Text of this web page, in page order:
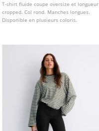
T-shirt fluide coupe oversize et longueur
cropped. Col rond. Manches longues.
Disponible en plusieurs coloris.